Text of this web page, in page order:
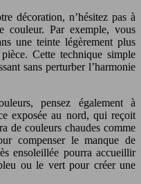
décoration, n’hésitez pas à
couleur. Par exemple, vous
une teinte légèrement plus
Cette technique simple
sans perturber l’harmonie
pensez également à
exposée au nord, qui reçoit
de couleurs chaudes comme
compenser le manque de
ensoleillée pourra accueillir
ou le vert pour créer une